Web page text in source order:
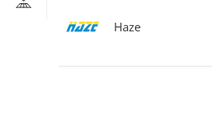
Haze